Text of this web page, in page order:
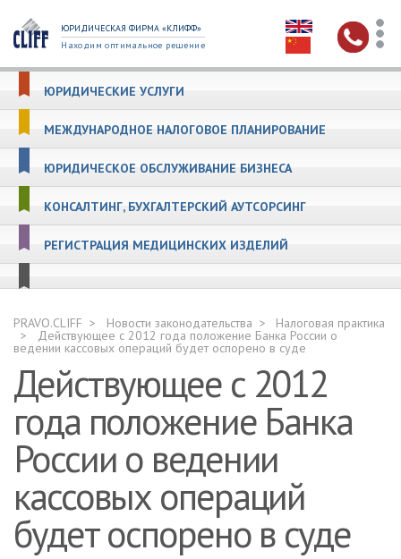
ЮРИДИЧЕСКАЯ ФИРМА «КЛИФФ»
Находим оптимальное решение
ЮРИДИЧЕСКИЕ УСЛУГИ
МЕЖДУНАРОДНОЕ НАЛОГОВОЕ ПЛАНИРОВАНИЕ
ЮРИДИЧЕСКОЕ ОБСЛУЖИВАНИЕ БИЗНЕСА
КОНСАЛТИНГ, БУХГАЛТЕРСКИЙ АУТСОРСИНГ
РЕГИСТРАЦИЯ МЕДИЦИНСКИХ ИЗДЕЛИЙ
PRAVO.CLIFF Новости законодательства Налоговая практика
Действующее с 2012 года положение Банка России о
ведении кассовых операций будет оспорено в суде
Действующее с 2012
года положение Банка
России о ведении
кассовых операций
будет оспорено в суде